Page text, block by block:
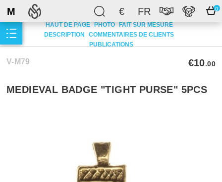
€ FR 0
M
HAUT DE PAGE PHOTO FAIT SUR MESURE
DESCRIPTION
COMMENTAIRES DE CLIENTS
PUBLICATIONS
V-M79 €10.00
MEDIEVAL BADGE "TIGHT PURSE" 5PCS